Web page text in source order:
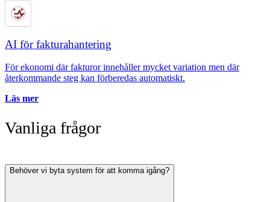
AI för fakturahantering
För ekonomi där fakturor innehåller mycket variation men där
återkommande steg kan förberedas automatiskt.
Läs mer
Vanliga frågor
Behöver vi byta system för att komma igång?